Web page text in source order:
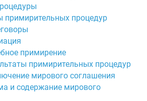
примирительных процедур
примирение
примирительных процедур
мирового соглашения
и содержание мирового